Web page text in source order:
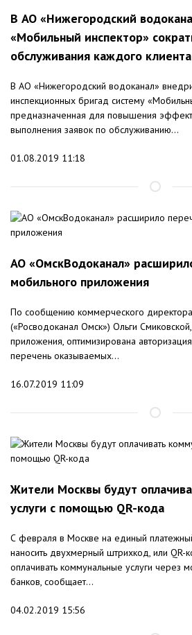
В АО «Нижегородский
«Мобильный инспектор»
обслуживания каждого
В АО «Нижегородский водоканал»
инспекционных бригад систему
предназначенная для повышения
выполнения заявок по обслуживанию...
01.08.2019 11:18
АО «ОмскВодоканал»
мобильного приложения
По сообщению коммерческого
(«Росводоканал Омск») Ольги
приложения, оптимизирована
перечень оказываемых...
16.07.2019 11:09
Жители Москвы будут
услуги с помощью QR-кода
С февраля в Москве на единый
наносить двухмерный штрихкод, или QR-
оплачивать коммунальные услуги через
банков, сообщает...
04.02.2019 15:56